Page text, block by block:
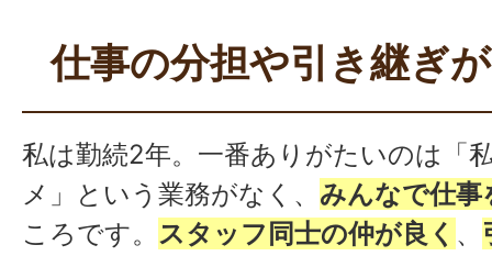
仕事の分担や引き継ぎ
私は勤続2年。一番ありがたいのは「
メ」という業務がなく、 みんなで仕事
ころです。 スタッフ同士の仲が良く 、